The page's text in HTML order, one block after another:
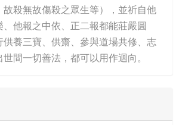
故殺無故傷殺之眾生等），並祈自他
他報之中依、正二報都能莊嚴圓
供養三寶、供齋、參與道場共修、志
間一切善法，都可以用作迴向。